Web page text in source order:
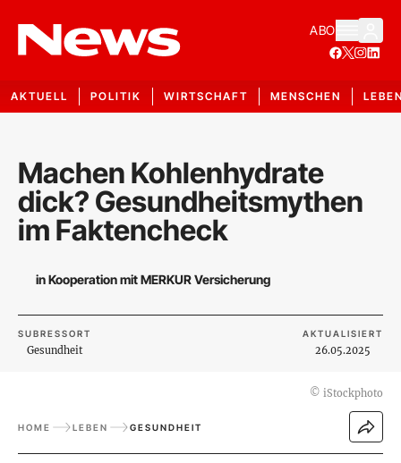
ABO
AKTUELL POLITIK WIRTSCHAFT MENSCHEN
Machen Kohlenhydrate
dick? Gesundheitsmythen
im Faktencheck
in Kooperation mit MERKUR Versicherung
SUBRESSORT
Gesundheit
AKTUALISIERT
26.05.2025
© iStockphoto
HOME LEBEN GESUNDHEIT